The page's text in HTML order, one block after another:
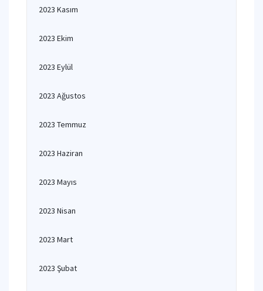
2023 Kasım
2023 Ekim
2023 Eylül
2023 Ağustos
2023 Temmuz
2023 Haziran
2023 Mayıs
2023 Nisan
2023 Mart
2023 Şubat